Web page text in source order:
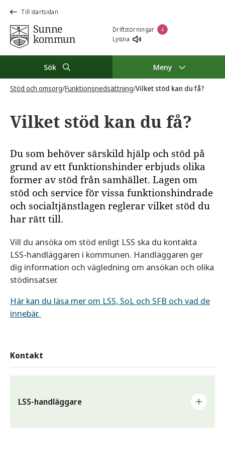
Till startsidan
Driftstörningar 4
Lyssna
Sök Meny
Stöd och omsorg/Funktionsnedsättning/Vilket stöd kan du få?
Vilket stöd kan du få?
Du som behöver särskild hjälp och stöd på
grund av ett funktionshinder erbjuds olika
former av stöd från samhället. Lagen om
stöd och service för vissa funktionshindrade
och socialtjänstlagen reglerar vilket stöd du
har rätt till.
Vill du ansöka om stöd enligt LSS ska du kontakta
LSS-handläggaren i kommunen. Handläggaren ger
dig information och vägledning om ansökan och olika
stödinsatser.
Här kan du läsa mer om LSS, SoL och SFB och vad de
innebär.
Kontakt
LSS-handläggare